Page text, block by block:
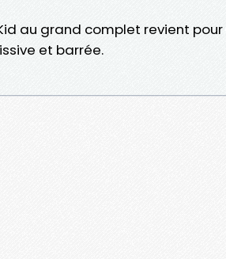
au grand complet revient
et barrée.